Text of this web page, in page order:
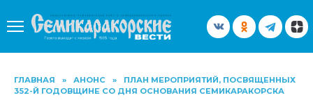
содержанию
ГЛАВНАЯ » АНОНС »
ПЛАН МЕРОПРИЯТИЙ, ПОСВЯЩЕННЫХ
352-Й ГОДОВЩИНЕ СО ДНЯ ОСНОВАНИЯ СЕМИКАРАКОРСКА